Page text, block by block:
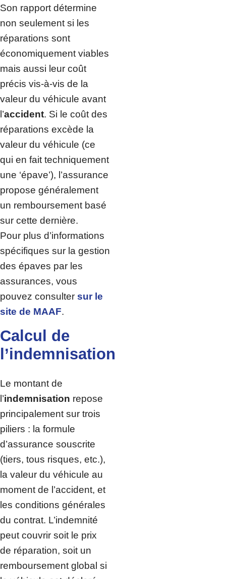
Son rapport détermine
non seulement si les
réparations sont
économiquement viables
mais aussi leur coût
précis vis-à-vis de la
valeur du véhicule avant
l’accident. Si le coût des
réparations excède la
valeur du véhicule (ce
qui en fait techniquement
une ‘épave’), l’assurance
propose généralement
un remboursement basé
sur cette dernière.
Pour plus d’informations
spécifiques sur la gestion
des épaves par les
assurances, vous
pouvez consulter sur le
site de MAAF.
Calcul de
l’indemnisation
Le montant de
l’indemnisation repose
principalement sur trois
piliers : la formule
d’assurance souscrite
(tiers, tous risques, etc.),
la valeur du véhicule au
moment de l’accident, et
les conditions générales
du contrat. L’indemnité
peut couvrir soit le prix
de réparation, soit un
remboursement global si